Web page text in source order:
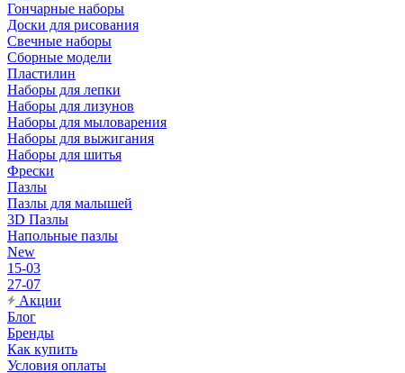
Гончарные наборы
Доски для рисования
Свечные наборы
Сборные модели
Пластилин
Наборы для лепки
Наборы для лизунов
Наборы для мыловарения
Наборы для выжигания
Наборы для шитья
Фрески
Пазлы
Пазлы для малышей
3D Пазлы
Напольные пазлы
New
15-03
27-07
Акции
Блог
Бренды
Как купить
Условия оплаты